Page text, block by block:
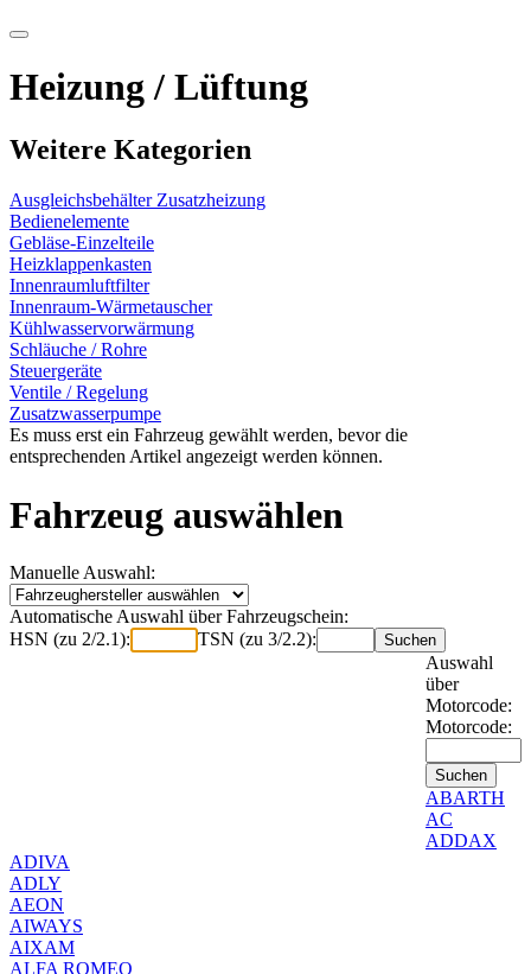
Heizung / Lüftung
Weitere Kategorien
Ausgleichsbehälter Zusatzheizung
Bedienelemente
Gebläse-Einzelteile
Heizklappenkasten
Innenraumluftfilter
Innenraum-Wärmetauscher
Kühlwasservorwärmung
Schläuche / Rohre
Steuergeräte
Ventile / Regelung
Zusatzwasserpumpe
Es muss erst ein Fahrzeug gewählt werden, bevor die
entsprechenden Artikel angezeigt werden können.
Fahrzeug auswählen
Manuelle Auswahl:
Automatische Auswahl über Fahrzeugschein:
HSN (zu 2/2.1):
TSN (zu 3/2.2):
Auswahl
über
Motorcode:
Motorcode:
ABARTH
AC
ADDAX
ADIVA
ADLY
AEON
AIWAYS
AIXAM
ALFA ROMEO